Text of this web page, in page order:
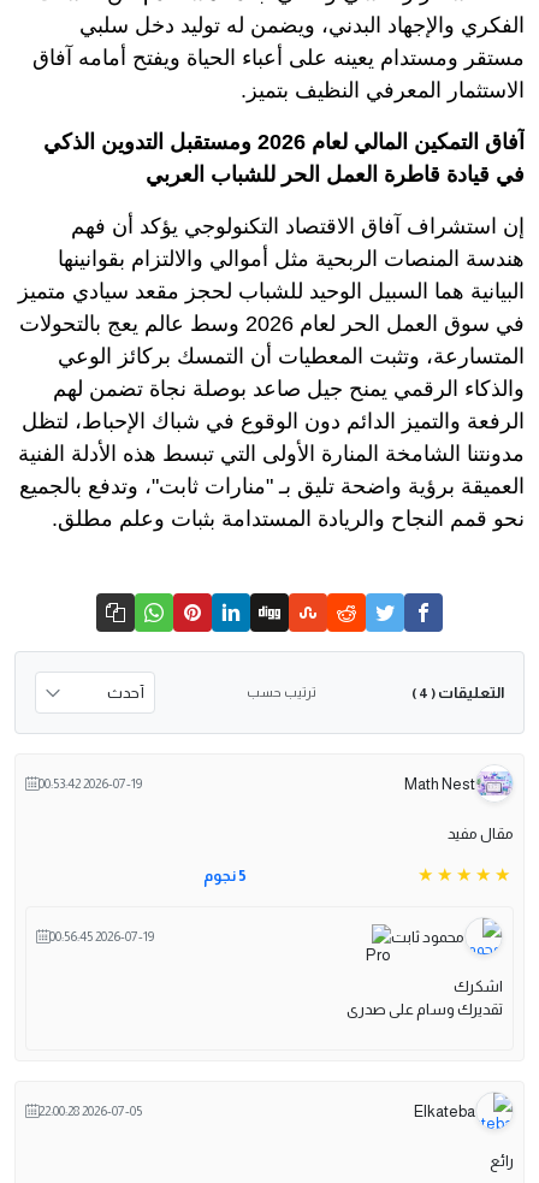
الفكري والإجهاد البدني، ويضمن له توليد دخل سلبي
مستقر ومستدام يعينه على أعباء الحياة ويفتح أمامه آفاق
الاستثمار المعرفي النظيف بتميز.
آفاق التمكين المالي لعام 2026 ومستقبل التدوين الذكي
في قيادة قاطرة العمل الحر للشباب العربي
إن استشراف آفاق الاقتصاد التكنولوجي يؤكد أن فهم
هندسة المنصات الربحية مثل أموالي والالتزام بقوانينها
البيانية هما السبيل الوحيد للشباب لحجز مقعد سيادي متميز
في سوق العمل الحر لعام 2026 وسط عالم يعج بالتحولات
المتسارعة، وتثبت المعطيات أن التمسك بركائز الوعي
والذكاء الرقمي يمنح جيل صاعد بوصلة نجاة تضمن لهم
الرفعة والتميز الدائم دون الوقوع في شباك الإحباط، لتظل
مدونتنا الشامخة المنارة الأولى التي تبسط هذه الأدلة الفنية
العميقة برؤية واضحة تليق بـ "منارات ثابت"، وتدفع بالجميع
نحو قمم النجاح والريادة المستدامة بثبات وعلم مطلق.
التعليقات ( 4 ) ترتيب حسب
Math Nest
2026-07-19 00:53:42
مقال مفيد
5 نجوم
محمود ثابت 2026-07-19 00:56:45
اشكرك
تقديرك وسام على صدرى
Elkateba
2026-07-05 22:00:28
رائع